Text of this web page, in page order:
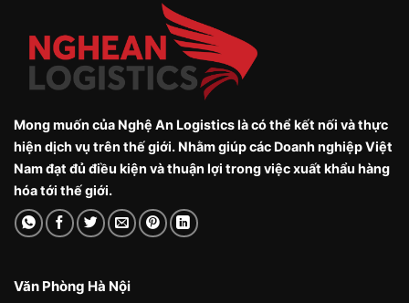
Mong muốn của Nghệ An Logistics là có thể kết nối và thực
hiện dịch vụ trên thế giới. Nhằm giúp các Doanh nghiệp Việt
Nam đạt đủ điều kiện và thuận lợi trong việc xuất khẩu hàng
hóa tới thế giới.
Văn Phòng Hà Nội